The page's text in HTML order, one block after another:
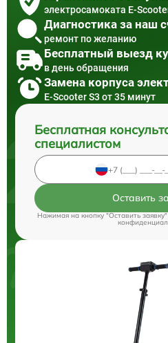
электросамоката E-
Диагностика за наш
ремонт по желанию
Бесплатный выезд
в день обращения
Замена корпуса
E-Scooter S3 от 35 минут
Бесплатная
специалистом
Оставить
Нажимая на кнопку "Оставить